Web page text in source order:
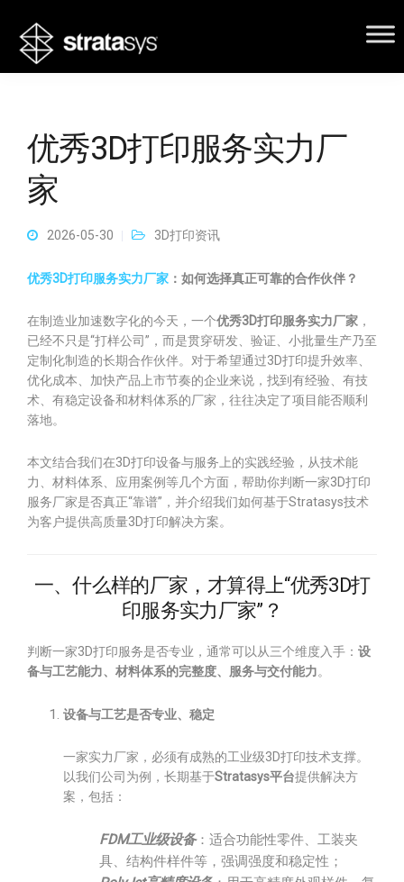
优秀3D打印服务实力厂
家
2026-05-30 3D打印资讯
优秀3D打印服务实力厂家 ：如何选择真正可靠的合作伙伴？
在制造业加速数字化的今天，一个优秀3D打印服务实力厂家 ，
已经不只是“打样公司”，而是贯穿研发、验证、小批量生产乃至
定制化制造的长期合作伙伴。对于希望通过3D打印提升效率、
优化成本、加快产品上市节奏的企业来说，找到有经验、有技
术、有稳定设备和材料体系的厂家，往往决定了项目能否顺利
落地。
本文结合我们在3D打印设备与服务上的实践经验，从技术能
力、材料体系、应用案例等几个方面，帮助你判断一家3D打印
服务厂家是否真正“靠谱”，并介绍我们如何基于Stratasys技术
为客户提供高质量3D打印解决方案。
一、什么样的厂家，才算得上“优秀3D打
印服务实力厂家”？
判断一家3D打印服务是否专业，通常可以从三个维度入手： 设
备与工艺能力、材料体系的完整度、服务与交付能力。
设备与工艺是否专业、稳定
一家实力厂家，必须有成熟的工业级3D打印技术支撑。
以我们公司为例，长期基于Stratasys平台提供解决方
案，包括：
FDM工业级设备：适合功能性零件、工装夹
具、结构件样件等，强调强度和稳定性；